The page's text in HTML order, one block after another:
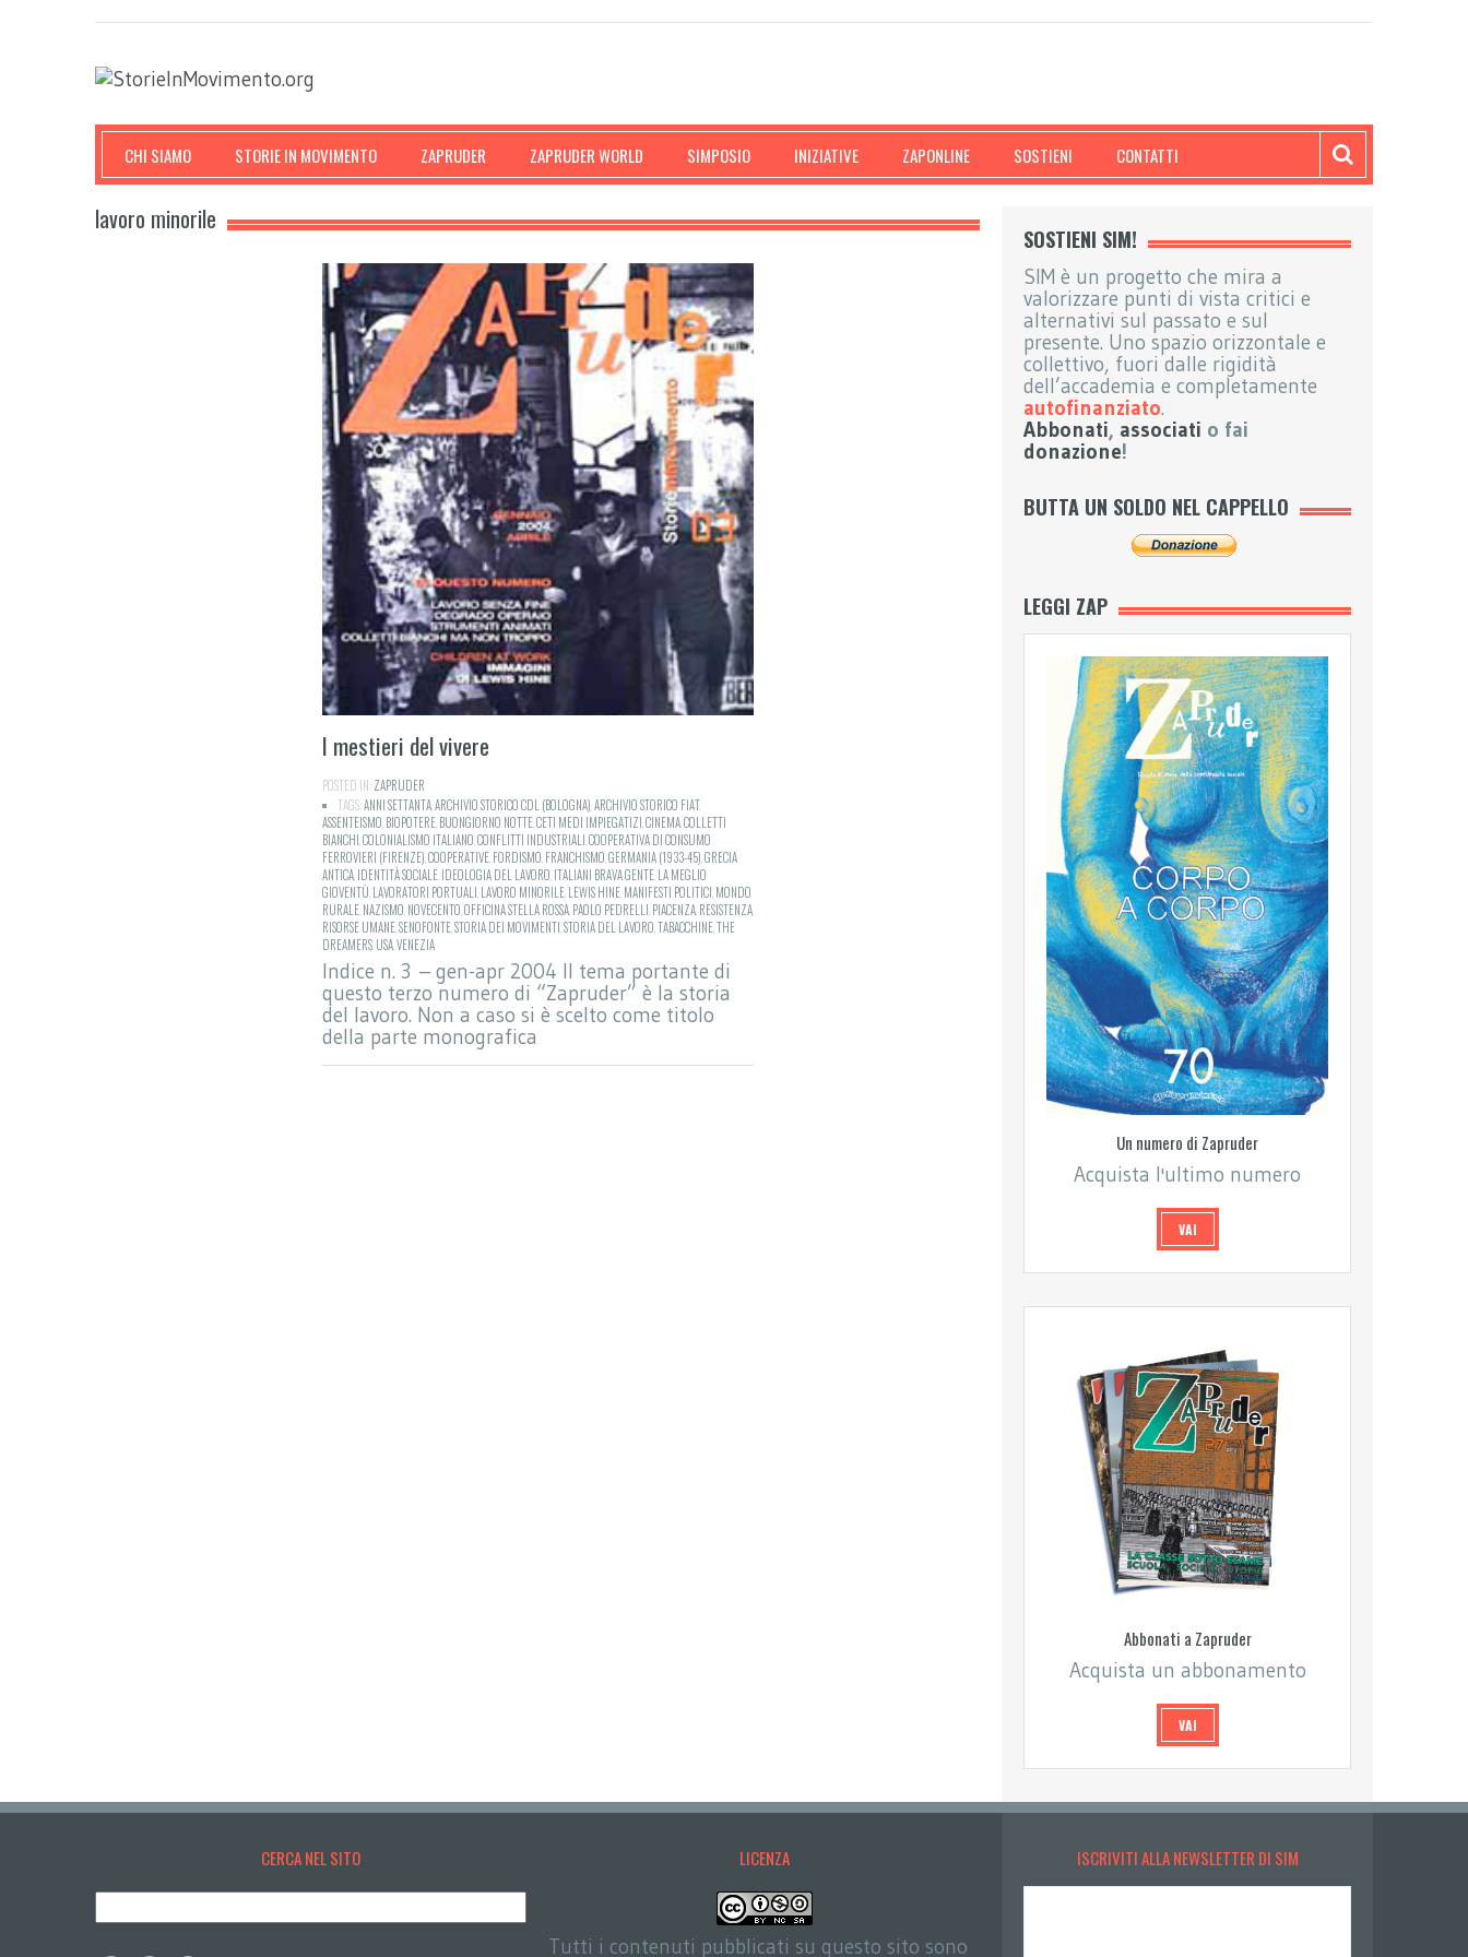
CHI SIAMO STORIE IN MOVIMENTO ZAPRUDER ZAPRUDER WORLD SIMPOSIO INIZIATIVE ZAPONLINE SOSTIENI CONTATTI
lavoro minorile
I mestieri del vivere
POSTED IN:ZAPRUDER
TAGS:ANNI SETTANTA,ARCHIVIO STORICO CDL (BOLOGNA) ARCHIVIO STORICO FIAT,
ASSENTEISMO BIOPOTERE, BUONGIORNO NOTTE,CETI MEDI IMPIEGATIZI CINEMA,COLLETTI
BIANCHI COLONIALISMO ITALIANO CONFLITTI INDUSTRIALI COOPERATIVA DI CONSUMO
FERROVIERI (FIRENZE) COOPERATIVE, FORDISMO FRANCHISMO GERMANIA (1933-45) GRECIA
ANTICA, IDENTITÀ SOCIALE, IDEOLOGIA DEL LAVORO ITALIANI BRAVA GENTE, LA MEGLIO
GIOVENTÙ LAVORATORI PORTUALI LAVORO MINORILE, LEWIS HINE, MANIFESTI POLITICI MONDO
RURALE, NAZISMO NOVECENTO OFFICINA STELLA ROSSA, PAOLO PEDRELLI PIACENZA, RESISTENZA,
RISORSE UMANE,SENOFONTE,STORIA DEI MOVIMENTI STORIA DEL LAVORO TABACCHINE,THE
DREAMERS, USA,VENEZIA
Indice n. 3 – gen-apr 2004 Il tema portante di
questo terzo numero di “Zapruder” è la storia
del lavoro. Non a caso si è scelto come titolo
della parte monografica
SOSTIENI SIM!
SIM è un progetto che mira a
valorizzare punti di vista critici e
alternativi sul passato e sul
presente. Uno spazio orizzontale e
collettivo, fuori dalle rigidità
dell’accademia e completamente
autofinanziato.
Abbonati, associati o fai
donazione!
BUTTA UN SOLDO NEL CAPPELLO
LEGGI ZAP
Un numero di Zapruder
Acquista l'ultimo numero
VAI
Abbonati a Zapruder
Acquista un abbonamento
VAI
CERCA NEL SITO LICENZA
Tutti i contenuti pubblicati su questo sito sono
ISCRIVITI ALLA NEWSLETTER DI SIM